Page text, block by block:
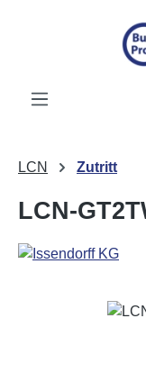
Zum Hauptinhalt
LCN Zutritt
LCN-
Bildergalerie